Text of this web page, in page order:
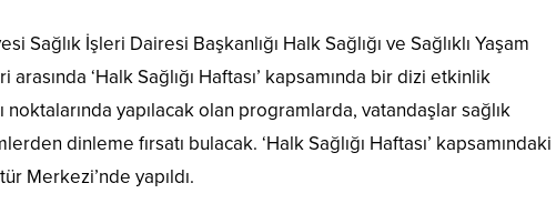
Sağlık İşleri Dairesi Başkanlığı Halk Sağlığı ve Sağlıklı Yaşam
‘Halk Sağlığı Haftası’ kapsamında bir dizi etkinlik
yapılacak olan programlarda, vatandaşlar sağlık
dinleme fırsatı bulacak. ‘Halk Sağlığı Haftası’ kapsamındaki
Merkezi’nde yapıldı.